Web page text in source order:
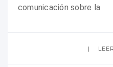
comunicación sobre la